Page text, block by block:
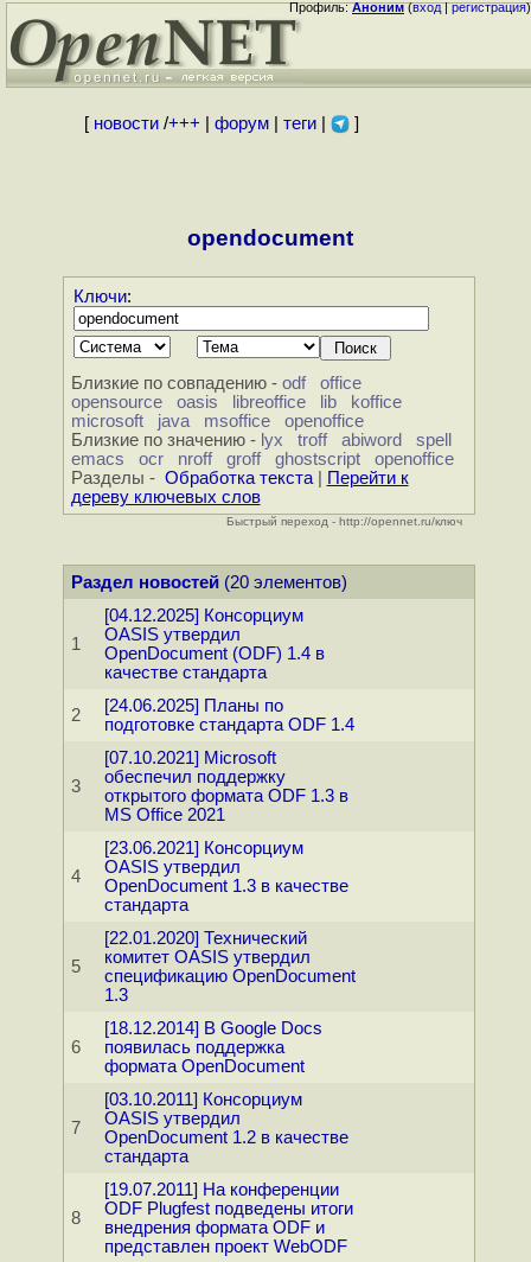
Профиль:Аноним(вход|регистрация)
[ новости/+++ форум| теги| ]
opendocument
Ключи:
Близкие по совпадению - odf
office
opensource
oasis libreoffice lib
koffice
microsoft
java msoffice
openoffice
Близкие по значению - lyx troff abiword
spell
emacs
ocr nroff groff ghostscript
openoffice
Разделы - Обработка текста|
Перейти к
дереву ключевых слов
Быстрый переход - http://opennet.ru/ключ
Раздел новостей(20 элементов)
1
[04.12.2025] Консорциум
OASIS утвердил
OpenDocument (ODF) 1.4 в
качестве стандарта
2
[24.06.2025] Планы по
подготовке стандарта ODF 1.4
3
[07.10.2021] Microsoft
обеспечил поддержку
открытого формата ODF 1.3 в
MS Office 2021
4
[23.06.2021] Консорциум
OASIS утвердил
OpenDocument 1.3 в качестве
стандарта
5
[22.01.2020] Технический
комитет OASIS утвердил
спецификацию OpenDocument
1.3
6
[18.12.2014] В Google Docs
появилась поддержка
формата OpenDocument
7
[03.10.2011] Консорциум
OASIS утвердил
OpenDocument 1.2 в качестве
стандарта
8
[19.07.2011] На конференции
ODF Plugfest подведены итоги
внедрения формата ODF и
представлен проект WebODF